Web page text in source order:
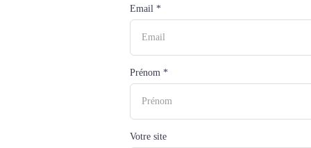
Email *
Prénom *
Votre site